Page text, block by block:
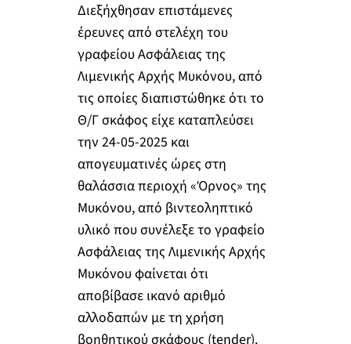
Διεξήχθησαν επιστάμενες
έρευνες από στελέχη του
γραφείου Ασφάλειας της
Λιμενικής Αρχής Μυκόνου, από
τις οποίες διαπιστώθηκε ότι το
Θ/Γ σκάφος είχε καταπλεύσει
την 24-05-2025 και
απογευματινές ώρες στη
θαλάσσια περιοχή «Όρνος» της
Μυκόνου, από βιντεοληπτικό
υλικό που συνέλεξε το γραφείο
Ασφάλειας της Λιμενικής Αρχής
Μυκόνου φαίνεται ότι
αποβίβασε ικανό αριθμό
αλλοδαπών με τη χρήση
βοηθητικού σκάφους (tender).